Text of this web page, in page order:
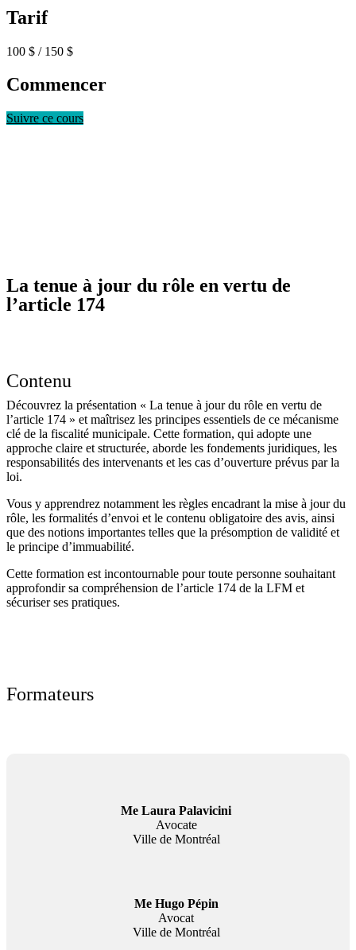
Tarif
100 $ / 150 $
Commencer
Suivre ce cours
La tenue à jour du rôle en vertu de
l’article 174
Contenu
Découvrez la présentation « La tenue à jour du rôle en vertu de
l’article 174 » et maîtrisez les principes essentiels de ce mécanisme
clé de la fiscalité municipale. Cette formation, qui adopte une
approche claire et structurée, aborde les fondements juridiques, les
responsabilités des intervenants et les cas d’ouverture prévus par la
loi.
Vous y apprendrez notamment les règles encadrant la mise à jour du
rôle, les formalités d’envoi et le contenu obligatoire des avis, ainsi
que des notions importantes telles que la présomption de validité et
le principe d’immuabilité.
Cette formation est incontournable pour toute personne souhaitant
approfondir sa compréhension de l’article 174 de la LFM et
sécuriser ses pratiques.
Formateurs
Me Laura Palavicini
Avocate
Ville de Montréal
Me Hugo Pépin
Avocat
Ville de Montréal